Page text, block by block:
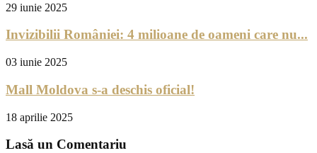
29 iunie 2025
Invizibilii României: 4 milioane de oameni care nu...
03 iunie 2025
Mall Moldova s-a deschis oficial!
18 aprilie 2025
Lasă un Comentariu